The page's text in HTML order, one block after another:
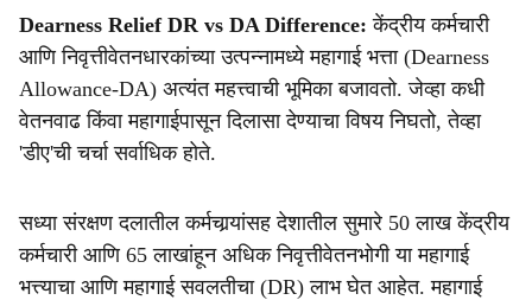
a
r
e
Dearness Relief DR vs DA Difference: केंद्रीय कर्मचारी
आणि निवृत्तीवेतनधारकांच्या उत्पन्नामध्ये महागाई भत्ता (Dearness
Allowance-DA) अत्यंत महत्त्वाची भूमिका बजावतो. जेव्हा कधी
वेतनवाढ किंवा महागाईपासून दिलासा देण्याचा विषय निघतो, तेव्हा
'डीए'ची चर्चा सर्वाधिक होते.
सध्या संरक्षण दलातील कर्मचार्‍यांसह देशातील सुमारे 50 लाख केंद्रीय
कर्मचारी आणि 65 लाखांहून अधिक निवृत्तीवेतनभोगी या महागाई
भत्त्याचा आणि महागाई सवलतीचा (DR) लाभ घेत आहेत. महागाई